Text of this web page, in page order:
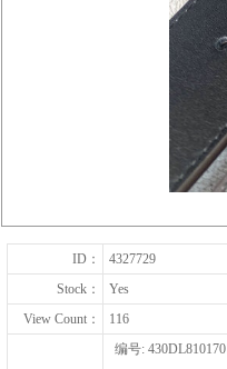
ID： 4327729
Stock：
Yes
View Count：
116
编号: 430DL810170